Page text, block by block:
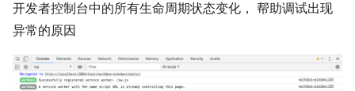
开发者控制台中的所有生命周期状态变化， 帮助调试出现
异常的原因